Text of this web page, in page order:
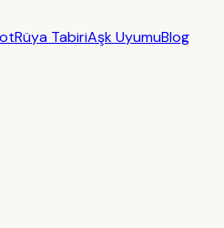
Rüya TabiriAşk UyumuBlog